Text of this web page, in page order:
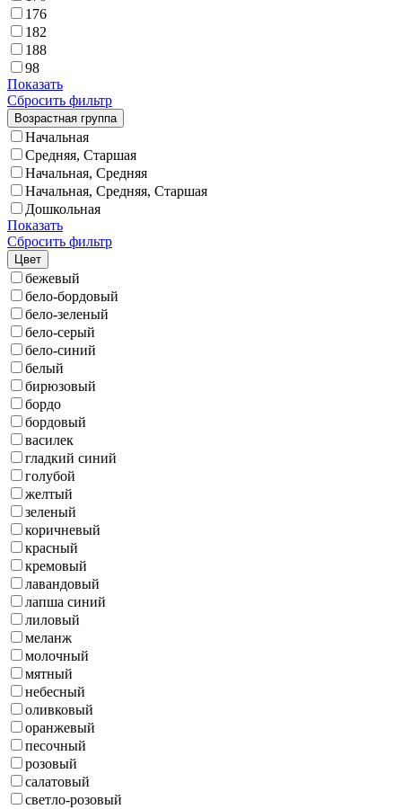
176
182
188
98
Показать
Сбросить фильтр
Возрастная группа
Начальная
Средняя, Старшая
Начальная, Средняя
Начальная, Средняя, Старшая
Дошкольная
Показать
Сбросить фильтр
Цвет
бежевый
бело-бордовый
бело-зеленый
бело-серый
бело-синий
белый
бирюзовый
бордо
бордовый
василек
гладкий синий
голубой
желтый
зеленый
коричневый
красный
кремовый
лавандовый
лапша синий
лиловый
меланж
молочный
мятный
небесный
оливковый
оранжевый
песочный
розовый
салатовый
светло-розовый